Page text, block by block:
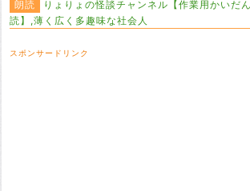
朗読
りょりょの怪談チャンネル【作業用かいだ
読】,薄く広く多趣味な社会人
スポンサードリンク